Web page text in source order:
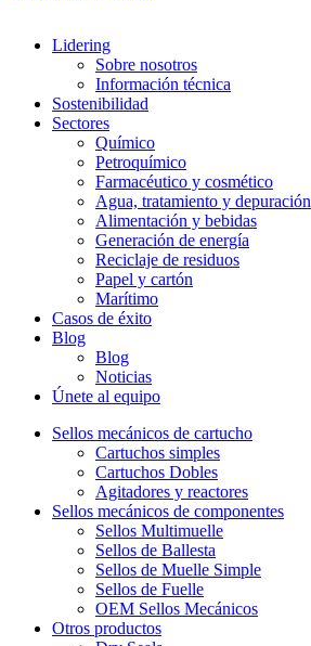
Lidering
Sobre nosotros
Información técnica
Sostenibilidad
Sectores
Químico
Petroquímico
Farmacéutico y cosmético
Agua, tratamiento y depuración
Alimentación y bebidas
Generación de energía
Reciclaje de residuos
Papel y cartón
Marítimo
Casos de éxito
Blog
Blog
Noticias
Únete al equipo
Sellos mecánicos de cartucho
Cartuchos simples
Cartuchos Dobles
Agitadores y reactores
Sellos mecánicos de componentes
Sellos Multimuelle
Sellos de Ballesta
Sellos de Muelle Simple
Sellos de Fuelle
OEM Sellos Mecánicos
Otros productos